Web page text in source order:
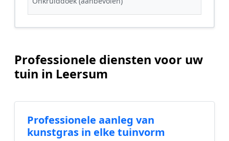
Professionele diensten voor uw
tuin in Leersum
Professionele aanleg van
kunstgras in elke tuinvorm